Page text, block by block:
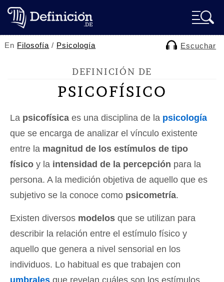
En Filosofía / Psicología Escuchar
DEFINICIÓN DE
PSICOFÍSICO
La psicofísica es una disciplina de la psicología
que se encarga de analizar el vínculo existente
entre la magnitud de los estímulos de tipo
físico y la intensidad de la percepción para la
persona. A la medición objetiva de aquello que es
subjetivo se la conoce como psicometría.
Existen diversos modelos que se utilizan para
describir la relación entre el estímulo físico y
aquello que genera a nivel sensorial en los
individuos. Lo habitual es que trabajen con
umbrales que revelan cuáles son los estímulos